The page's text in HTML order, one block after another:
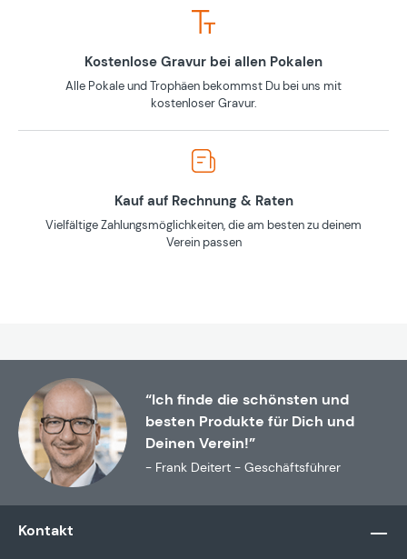
Kostenlose Gravur bei allen Pokalen
Alle Pokale und Trophäen bekommst Du bei uns mit
kostenloser Gravur.
Kauf auf Rechnung & Raten
Vielfältige Zahlungsmöglichkeiten, die am besten zu deinem
Verein passen
“Ich finde die schönsten und
besten Produkte für Dich und
Deinen Verein!”
- Frank Deitert - Geschäftsführer
Kontakt